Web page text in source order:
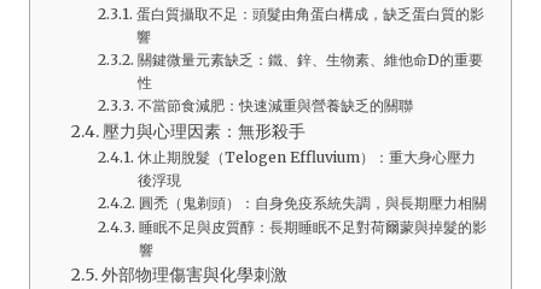
蛋白質攝取不足：頭髮由角蛋白構成，缺乏蛋白質的影
響
關鍵微量元素缺乏：鐵、鋅、生物素、維他命D的重要
性
不當節食減肥：快速減重與營養缺乏的關聯
壓力與心理因素：無形殺手
休止期脫髮（Telogen Effluvium）：重大身心壓力
後浮現
圓禿（鬼剃頭）：自身免疫系統失調，與長期壓力相關
睡眠不足與皮質醇：長期睡眠不足對荷爾蒙與掉髮的影
響
外部物理傷害與化學刺激